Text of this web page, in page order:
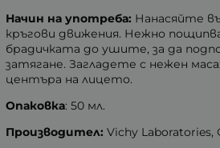
Начин на употреба: Нанасяйте
кръгови движения. Нежно
брадичката до ушите, за да
затягане. Загладете с нежен
центъра на лицето.
Опаковка: 50 мл.
Производител: Vichy Laboratories,